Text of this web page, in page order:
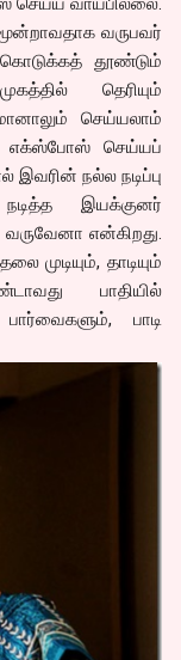
வருபவர்
தூண்டும்
தெரியும்
செய்யலாம்
எக்ஸ்போஸ் செய்யப்
இவரின் நல்ல நடிப்பு
நடித்த இயக்குனர்
வருவேனா என்கிறது.
முடியும், தாடியும்
பாதியில்
பாடி